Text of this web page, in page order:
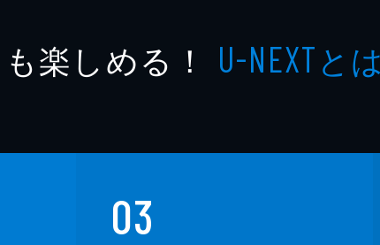
楽しめる！ U-NEXTとは
03